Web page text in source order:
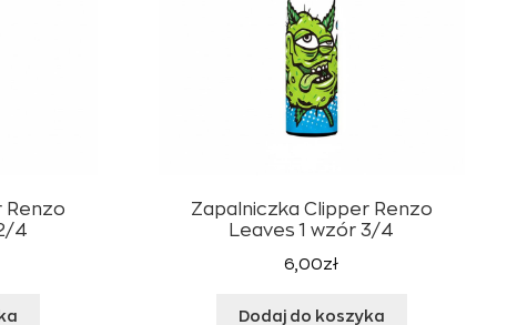
Renzo
4
Zapalniczka Clipper Renzo
Leaves 1 wzór 3/4
6,00zł
Dodaj do koszyka